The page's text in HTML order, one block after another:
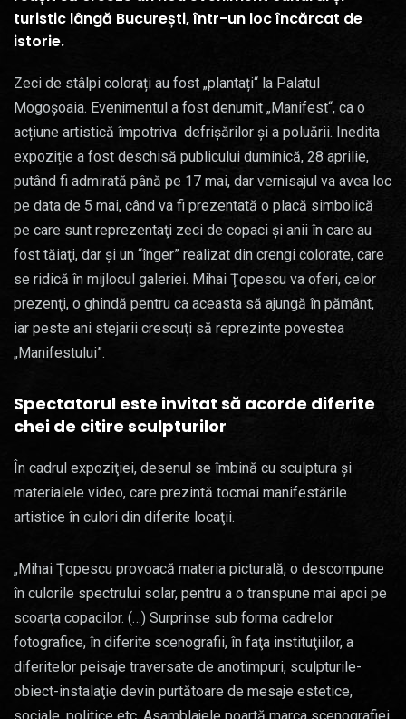
turistic lângă București, într-un loc încărcat de
istorie.
Zeci de stâlpi colorați au fost „plantați“ la Palatul
Mogoșoaia. Evenimentul a fost denumit „Manifest“, ca o
acțiune artistică împotriva defrişărilor şi a poluării. Inedita
expoziție a fost deschisă publicului duminică, 28 aprilie,
putând fi admirată până pe 17 mai, dar vernisajul va avea loc
pe data de 5 mai, când va fi prezentată o placă simbolică
pe care sunt reprezentaţi zeci de copaci şi anii în care au
fost tăiaţi, dar şi un “înger” realizat din crengi colorate, care
se ridică în mijlocul galeriei. Mihai Ţopescu va oferi, celor
prezenţi, o ghindă pentru ca aceasta să ajungă în pământ,
iar peste ani stejarii crescuţi să reprezinte povestea
„Manifestului”.
Spectatorul este invitat să acorde diferite
chei de citire sculpturilor
În cadrul expoziţiei, desenul se îmbină cu sculptura şi
materialele video, care prezintă tocmai manifestările
artistice în culori din diferite locaţii.
„Mihai Ţopescu provoacă materia picturală, o descompune
în culorile spectrului solar, pentru a o transpune mai apoi pe
scoarţa copacilor. (…) Surprinse sub forma cadrelor
fotografice, în diferite scenografii, în faţa instituţiilor, a
diferitelor peisaje traversate de anotimpuri, sculpturile-
obiect-instalaţie devin purtătoare de mesaje estetice,
sociale, politice etc. Asamblajele poartă marca scenografiei